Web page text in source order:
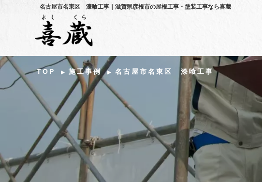
名古屋市名東区 漆喰工事｜滋賀県彦根市の屋根工事・塗装工事なら喜蔵
TOP 施工事例 名古屋市名東区 漆喰工事